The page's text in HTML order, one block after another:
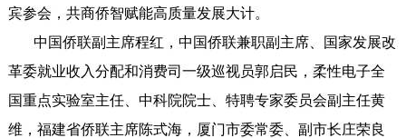
宾参会，共商侨智赋能高质量发展大计。
中国侨联副主席程红，中国侨联兼职副主席、国家发展改
革委就业收入分配和消费司一级巡视员郭启民，柔性电子全
国重点实验室主任、中科院院士、特聘专家委员会副主任黄
维，福建省侨联主席陈式海，厦门市委常委、副市长庄荣良